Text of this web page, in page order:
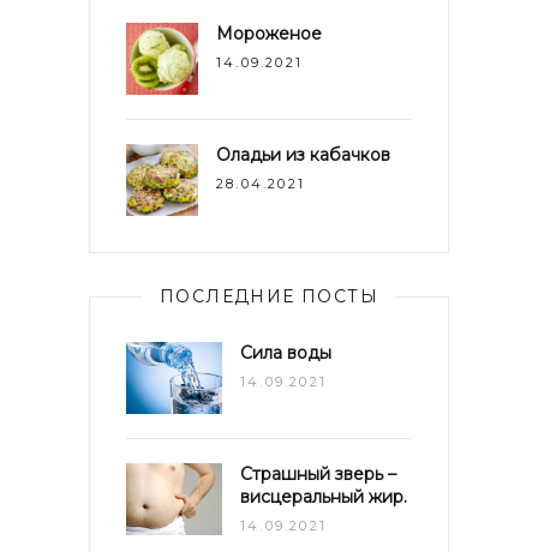
Мороженое
14.09.2021
Оладьи из кабачков
28.04.2021
ПОСЛЕДНИЕ ПОСТЫ
Сила воды
14.09.2021
Страшный зверь –
висцеральный жир.
14.09.2021